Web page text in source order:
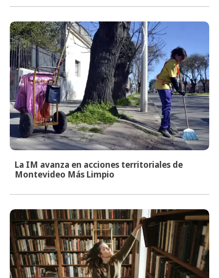
La IM avanza en acciones territoriales de
Montevideo Más Limpio